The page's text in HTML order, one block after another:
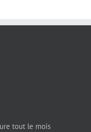
tout le mois